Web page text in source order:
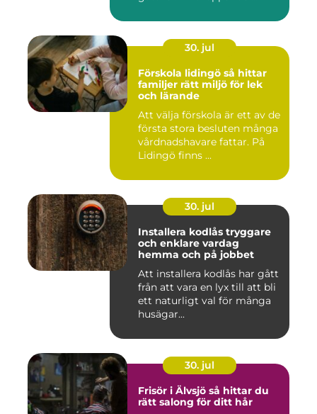
30. jul
Förskola lidingö så hittar
familjer rätt miljö för lek
och lärande
Att välja förskola är ett av de
första stora besluten många
vårdnadshavare fattar. På
Lidingö finns ...
30. jul
Installera kodlås tryggare
och enklare vardag
hemma och på jobbet
Att installera kodlås har gått
från att vara en lyx till att bli
ett naturligt val för många
husägar...
30. jul
Frisör i Älvsjö så hittar du
rätt salong för ditt hår